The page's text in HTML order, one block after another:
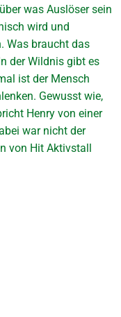
was Auslöser sein
wird und
Was braucht das
der Wildnis gibt es
ist der Mensch
Gewusst wie,
Henry von einer
war nicht der
von Hit Aktivstall